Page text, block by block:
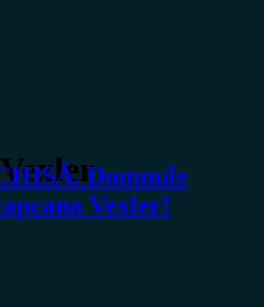
Domnule
Vexler!